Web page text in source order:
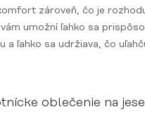
zároveň, čo je
umožní ľahko sa
a ľahko sa udržiava, čo
oblečenie na